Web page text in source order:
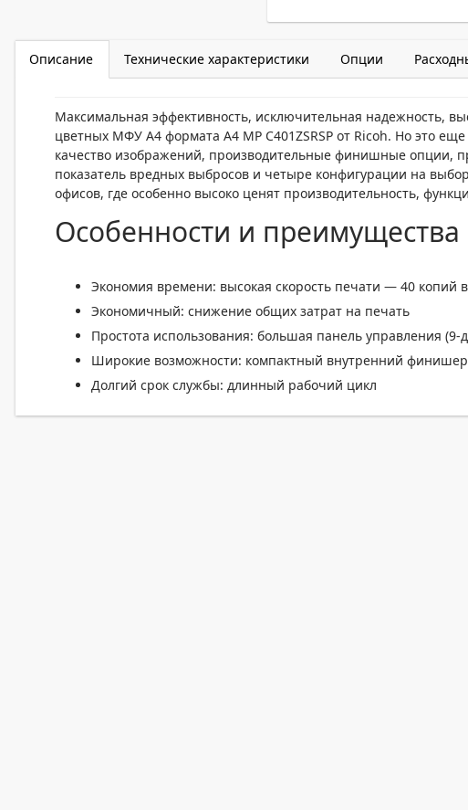
Описание Технические характеристики Опции
Максимальная эффективность, исключительная надежность,
цветных МФУ А4 формата A4 MP C401ZSRSP от Ricoh. Но это
качество изображений, производительные финишные опции,
показатель вредных выбросов и четыре конфигурации на
офисов, где особенно высоко ценят производительность,
Особенности и преимущества
Экономия времени: высокая скорость печати — 40 копий
Экономичный: снижение общих затрат на печать
Простота использования: большая панель управления
Широкие возможности: компактный внутренний финишер
Долгий срок службы: длинный рабочий цикл